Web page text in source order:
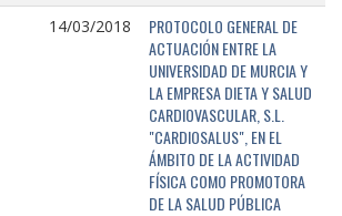
14/03/2018
PROTOCOLO GENERAL DE
ACTUACIÓN ENTRE LA
UNIVERSIDAD DE MURCIA Y
LA EMPRESA DIETA Y SALUD
CARDIOVASCULAR, S.L.
"CARDIOSALUS", EN EL
ÁMBITO DE LA ACTIVIDAD
FÍSICA COMO PROMOTORA
DE LA SALUD PÚBLICA